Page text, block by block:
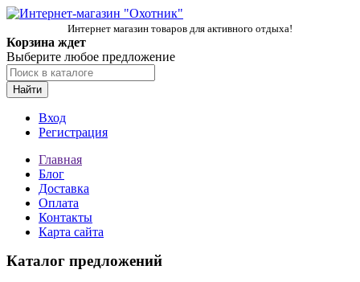
Интернет магазин товаров для активного отдыха!
Корзина ждет
Выберите любое предложение
Найти
Вход
Регистрация
Главная
Блог
Доставка
Оплата
Контакты
Карта сайта
Каталог предложений